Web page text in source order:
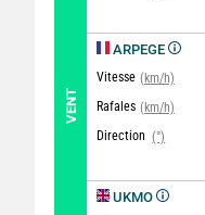
VENT
ARPEGE
Vitesse (km/h)
Rafales (km/h)
Direction (°)
UKMO